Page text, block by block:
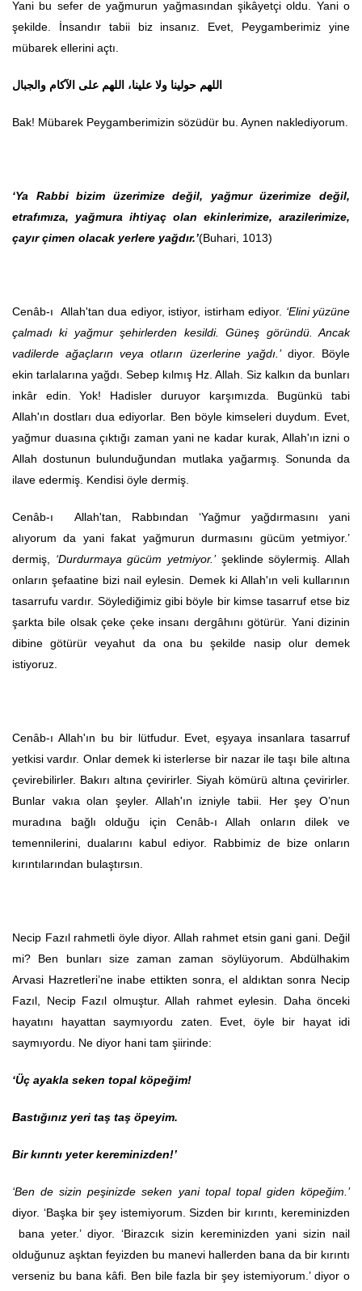
Yani bu sefer de yağmurun yağmasından şikâyetçi oldu. Yani o
şekilde. İnsandır tabii biz insanız. Evet, Peygamberimiz yine
mübarek ellerini açtı.
اللهم حولينا ولا علينا، اللهم على الآكام والجبال
Bak! Mübarek Peygamberimizin sözüdür bu. Aynen naklediyorum.
‘Ya Rabbi bizim üzerimize değil, yağmur üzerimize değil,
etrafımıza, yağmura ihtiyaç olan ekinlerimize, arazilerimize,
çayır çimen olacak yerlere yağdır.’(Buhari, 1013)
Cenâb-ı Allah'tan dua ediyor, istiyor, istirham ediyor. ‘Elini yüzüne
çalmadı ki yağmur şehirlerden kesildi. Güneş göründü. Ancak
vadilerde ağaçların veya otların üzerlerine yağdı.’diyor. Böyle
ekin tarlalarına yağdı. Sebep kılmış Hz. Allah. Siz kalkın da bunları
inkâr edin. Yok! Hadisler duruyor karşımızda. Bugünkü tabi
Allah'ın dostları dua ediyorlar. Ben böyle kimseleri duydum. Evet,
yağmur duasına çıktığı zaman yani ne kadar kurak, Allah'ın izni o
Allah dostunun bulunduğundan mutlaka yağarmış. Sonunda da
ilave edermiş. Kendisi öyle dermiş.
Cenâb-ı Allah'tan, Rabbından ‘Yağmur yağdırmasını yani
alıyorum da yani fakat yağmurun durmasını gücüm yetmiyor.’
dermiş, ‘Durdurmaya gücüm yetmiyor.’şeklinde söylermiş. Allah
onların şefaatine bizi nail eylesin. Demek ki Allah'ın veli kullarının
tasarrufu vardır. Söylediğimiz gibi böyle bir kimse tasarruf etse biz
şarkta bile olsak çeke çeke insanı dergâhını götürür. Yani dizinin
dibine götürür veyahut da ona bu şekilde nasip olur demek
istiyoruz.
Cenâb-ı Allah'ın bu bir lütfudur. Evet, eşyaya insanlara tasarruf
yetkisi vardır. Onlar demek ki isterlerse bir nazar ile taşı bile altına
çevirebilirler. Bakırı altına çevirirler. Siyah kömürü altına çevirirler.
Bunlar vakıa olan şeyler. Allah'ın izniyle tabii. Her şey O’nun
muradına bağlı olduğu için Cenâb-ı Allah onların dilek ve
temennilerini, dualarını kabul ediyor. Rabbimiz de bize onların
kırıntılarından bulaştırsın.
Necip Fazıl rahmetli öyle diyor. Allah rahmet etsin gani gani. Değil
mi? Ben bunları size zaman zaman söylüyorum. Abdülhakim
Arvasi Hazretleri’ne inabe ettikten sonra, el aldıktan sonra Necip
Fazıl, Necip Fazıl olmuştur. Allah rahmet eylesin. Daha önceki
hayatını hayattan saymıyordu zaten. Evet, öyle bir hayat idi
saymıyordu. Ne diyor hani tam şiirinde:
‘Üç ayakla seken topal köpeğim!
Bastığınız yeri taş taş öpeyim.
Bir kırıntı yeter kereminizden!’
‘Ben de sizin peşinizde seken yani topal topal giden köpeğim.’
diyor. ‘Başka bir şey istemiyorum. Sizden bir kırıntı, kereminizden
bana yeter.’ diyor. ‘Birazcık sizin kereminizden yani sizin nail
olduğunuz aşktan feyizden bu manevi hallerden bana da bir kırıntı
verseniz bu bana kâfi. Ben bile fazla bir şey istemiyorum.’ diyor o